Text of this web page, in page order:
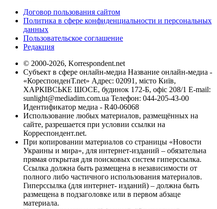
Договор пользования сайтом
Политика в сфере конфиденциальности и персональных
данных
Пользовательское соглашение
Редакция
© 2000-2026, Korrespondent.net
Субъект в сфере онлайн-медиа Название онлайн-медиа -
«КореспонденТ.net» Адрес: 02091, місто Київ,
ХАРКІВСЬКЕ ШОСЕ, будинок 172-Б, офіс 208/1 E-mail:
sunlight@mediadim.com.ua Телефон: 044-205-43-00
Идентификатор медиа - R40-06068
Использование любых материалов, размещённых на
сайте, разрешается при условии ссылки на
Корреспондент.net.
При копировании материалов со страницы «Новости
Украины и мира», для интернет-изданий – обязательна
прямая открытая для поисковых систем гиперссылка.
Ссылка должна быть размещена в независимости от
полного либо частичного использования материалов.
Гиперссылка (для интернет- изданий) – должна быть
размещена в подзаголовке или в первом абзаце
материала.